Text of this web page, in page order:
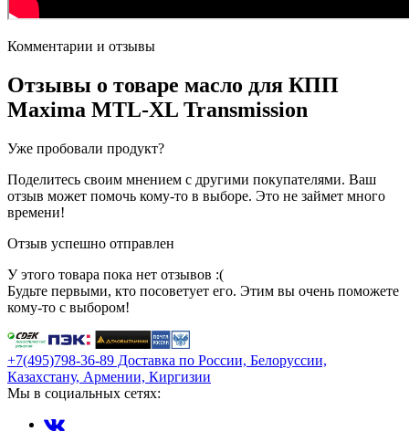
Комментарии и отзывы
Отзывы о товаре масло для КПП
Maxima MTL-XL Transmission
Уже пробовали продукт?
Поделитесь своим мнением с другими покупателями. Ваш
отзыв может помочь кому-то в выборе. Это не займет много
времени!
Отзыв успешно отправлен
У этого товара пока нет отзывов :(
Будьте первыми, кто посоветует его. Этим вы очень поможете
кому-то с выбором!
+7(495)798-36-89 Доставка по России, Белоруссии,
Казахстану, Армении, Киргизии
Мы в социальных сетях: